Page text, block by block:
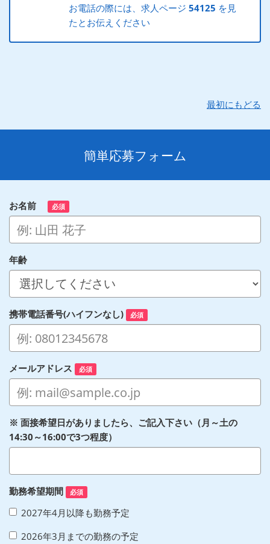
お電話の際には、求人ページ54125 を見
たとお伝えください
最初にもどる
簡単応募フォーム
お名前 必須
年齢
携帯電話番号(ハイフンなし) 必須
メールアドレス 必須
※ 面接希望日がありましたら、ご記入下さい（月～土の
14:30～16:00で3つ程度）
勤務希望期間 必須
2027年4月以降も勤務予定
2026年3月までの勤務の予定